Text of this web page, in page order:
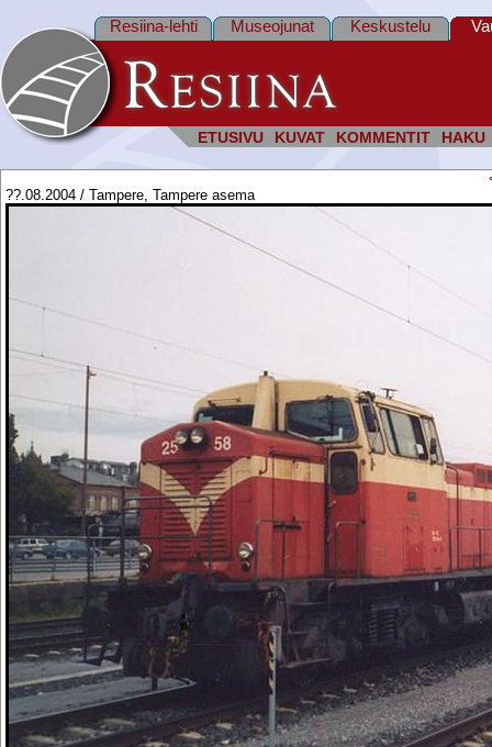
ETUSIVU KUVAT KOMMENTIT HAKU
Resiina-lehti Museojunat Keskustelu
??.08.2004 / Tampere, Tampere asema